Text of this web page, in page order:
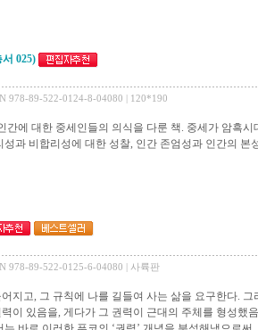
025)
978-89-522-0124-8-04080 | 120*190
간에 대한 중세인들의 의식을 다룬 책. 중세가 암흑시
과 비합리성에 대한 성찰, 인간 존엄성과 인간의 본
978-89-522-0125-6-04080 | 사륙판
지고, 그 규칙에 나를 길들여 사는 삶을 요구한다. 그
이 있음을, 게다가 그 권력이 근대의 주체를 형성했